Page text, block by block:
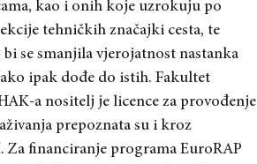
, kao i onih koje uzrokuju po
tehničkih značajki cesta, te
se smanjila vjerojatnost nastanka
ipak dođe do istih. Fakultet
a nositelj je licence za provođenje
prepoznata su i kroz
. Za financiranje programa EuroRAP